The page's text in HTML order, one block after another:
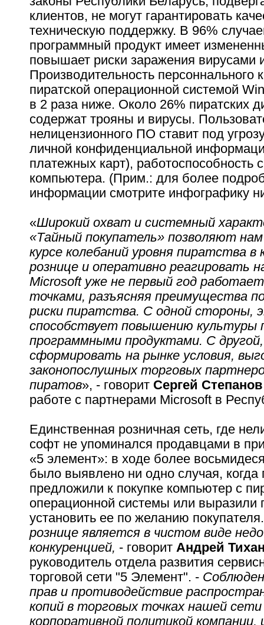
клиентов, не могут гарантировать
техническую поддержку. В 96%
программный продукт имеет
повышает риски заражения вирусами
Производительность персоннального
пиратской операционной системой
в 2 раза ниже. Около 26% пиратских
содержат трояны и вирусы.
нелицензионного ПО ставит под
личной конфиденциальной
платежных карт), работоспособность
компьютера. (Прим.: для более
информации смотрите инфографику
«Широкий охват и системный
«Тайный покупатель» позволяют
курсе колебаний уровня пиратства
рознице и оперативно реагировать
Microsoft уже не первый год
точками, разъясняя преимущества
риски пиратства. С одной стороны,
способствует повышению культуры
программными продуктами. С
сформировать на рынке условия,
законопослушных торговых
пиратов», - говорит Сергей Степанов
работе с партнерами Microsoft в
Единственная розничная сеть, где
софт не упоминался продавцами в
«5 элемент»: в ходе более
было выявлено ни одно случая, когда
предложили к покупке компьютер с
операционной системы или выразили
установить ее по желанию
рознице является в чистом виде
конкуренцией, - говорит Андрей
руководитель отдела развития
торговой сети "5 Элемент". -
прав и противодействие
копий в торговых точках нашей
корпоративной политикой компании,